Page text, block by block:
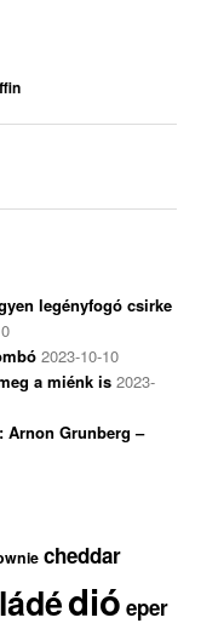
legényfogó csirke
2023-10-10
a miénk is 2023-
Arnon Grunberg –
cheddar
dió eper